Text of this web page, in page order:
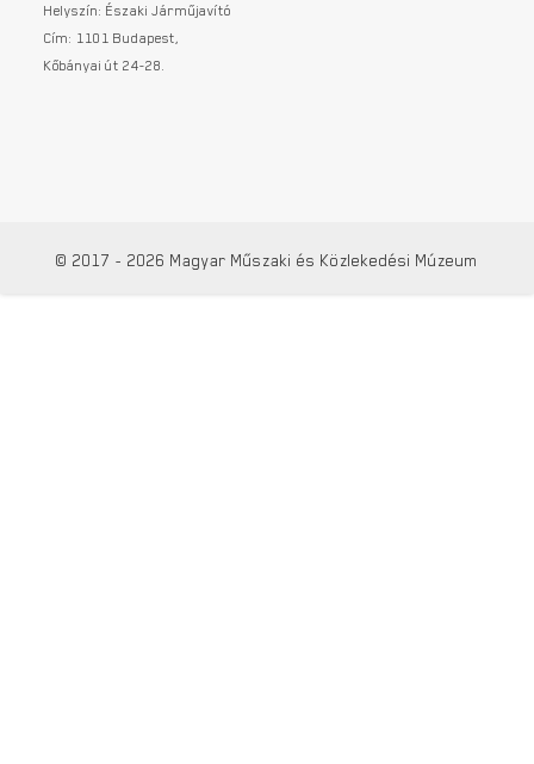
Helyszín: Északi Járműjavító
Cím: 1101 Budapest,
Kőbányai út 24-28.
© 2017 - 2026 Magyar Műszaki és Közlekedési Múzeum